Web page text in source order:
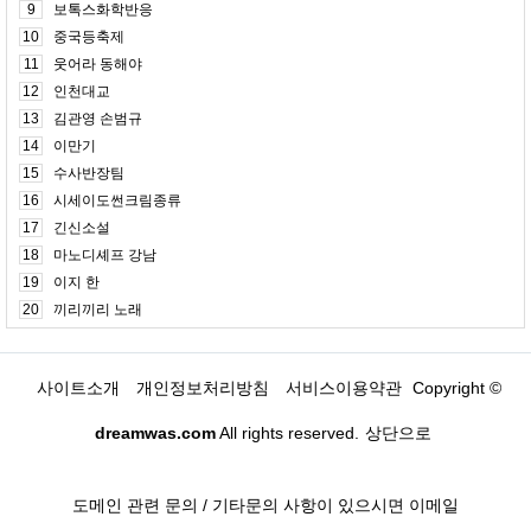
9
보톡스화학반응
10
중국등축제
11
웃어라 동해야
12
인천대교
13
김관영 손범규
14
이만기
15
수사반장팀
16
시세이도썬크림종류
17
긴신소설
18
마노디셰프 강남
19
이지 한
20
끼리끼리 노래
사이트소개 개인정보처리방침 서비스이용약관 Copyright ©
dreamwas.comAll rights reserved. 상단으로
도메인 관련 문의 / 기타문의 사항이 있으시면 이메일